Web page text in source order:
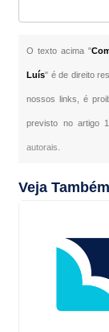
O texto acima "
Luís" é de direito
nossos links, é
previsto no artigo
autorais
Veja Também